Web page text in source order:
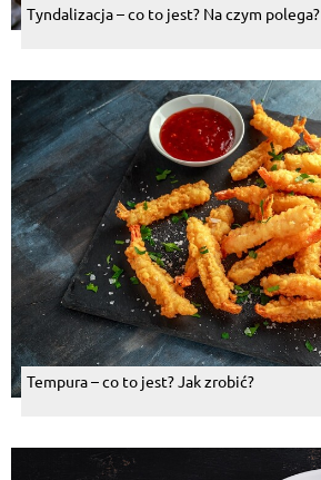
Tyndalizacja – co to jest? Na czym polega?
Tempura – co to jest? Jak zrobić?